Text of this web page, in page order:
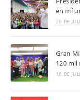
en mí
20 DE
Gran
120 mil
18 DE